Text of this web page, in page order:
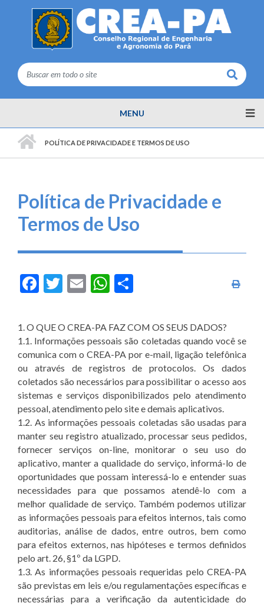
Buscar
MENU
POLÍTICA DE PRIVACIDADE E TERMOS DE USO
Política de Privacidade e
Termos de Uso
Facebook
Twitter
EmailWhatsApp
1. O QUE O CREA-PA FAZ COM OS SEUS DADOS?
1.1. Informações pessoais são coletadas quando você se
comunica com o CREA-PA por e-mail, ligação telefônica
ou através de registros de protocolos. Os dados
coletados são necessários para possibilitar o acesso aos
sistemas e serviços disponibilizados pelo atendimento
pessoal, atendimento pelo site e demais aplicativos.
1.2. As informações pessoais coletadas são usadas para
manter seu registro atualizado, processar seus pedidos,
fornecer serviços on-line, monitorar o seu uso do
aplicativo, manter a qualidade do serviço, informá-lo de
oportunidades que possam interessá-lo e entender suas
necessidades para que possamos atendê-lo com a
melhor qualidade de serviço. Também podemos utilizar
as informações pessoais para efeitos internos, tais como
auditorias, análise de dados, entre outros, bem como
para efeitos externos, nas hipóteses e termos definidos
pelo art. 26, §1º da LGPD.
1.3. As informações pessoais requeridas pelo CREA-PA
são previstas em leis e/ou regulamentações específicas e
necessárias para a verificação da autenticidade do